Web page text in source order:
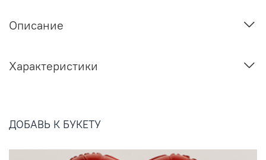
Описание
Характеристики
ДОБАВЬ К БУКЕТУ